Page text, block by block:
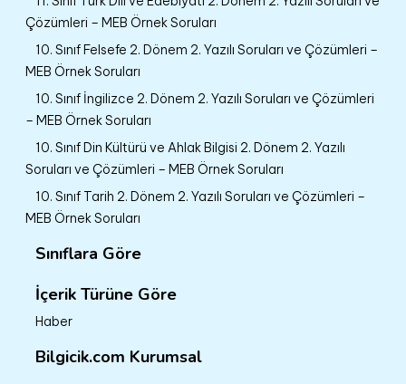
Çözümleri – MEB Örnek Soruları
10. Sınıf Felsefe 2. Dönem 2. Yazılı Soruları ve Çözümleri –
MEB Örnek Soruları
10. Sınıf İngilizce 2. Dönem 2. Yazılı Soruları ve Çözümleri
– MEB Örnek Soruları
10. Sınıf Din Kültürü ve Ahlak Bilgisi 2. Dönem 2. Yazılı
Soruları ve Çözümleri – MEB Örnek Soruları
10. Sınıf Tarih 2. Dönem 2. Yazılı Soruları ve Çözümleri –
MEB Örnek Soruları
Sınıflara Göre
İçerik Türüne Göre
Haber
Bilgicik.com Kurumsal